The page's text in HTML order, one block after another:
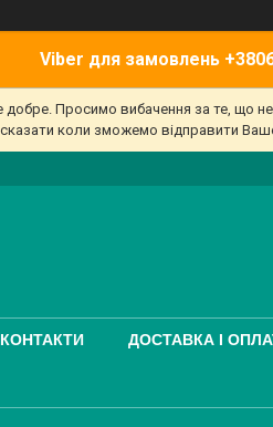
Viber для замовлень
Просимо вибачення за те,
сказати коли зможемо відправити
КОНТАКТИ ДОСТАВКА І